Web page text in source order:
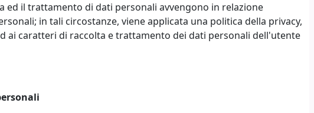
ed il trattamento di dati personali avvengono in relazione
in tali circostanze, viene applicata una politica della privacy,
ai caratteri di raccolta e trattamento dei dati personali dell'utente